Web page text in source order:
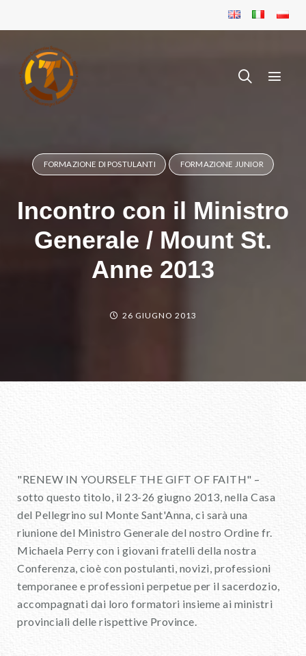
FORMAZIONE DI POSTULANTI FORMAZIONE JUNIOR
Incontro con il Ministro
Generale / Mount St.
Anne 2013
26 GIUGNO 2013
"RENEW IN YOURSELF THE GIFT OF FAITH" –
sotto questo titolo, il 23-26 giugno 2013, nella Casa
del Pellegrino sul Monte Sant'Anna, ci sarà una
riunione del Ministro Generale del nostro Ordine fr.
Michaela Perry con i giovani fratelli della nostra
Conferenza, cioè con postulanti, novizi, professioni
temporanee e professioni perpetue per il sacerdozio,
accompagnati dai loro formatori insieme ai ministri
provinciali delle rispettive Province.